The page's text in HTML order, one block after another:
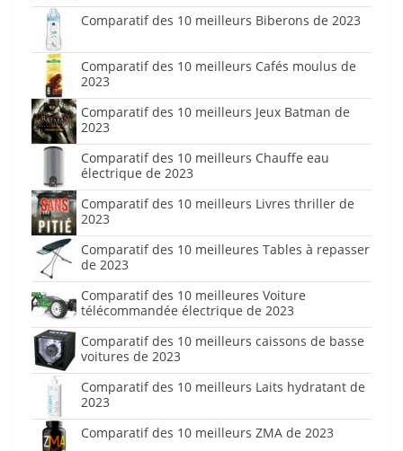
Comparatif des 10 meilleurs Biberons de 2023
Comparatif des 10 meilleurs Cafés moulus de
2023
Comparatif des 10 meilleurs Jeux Batman de
2023
Comparatif des 10 meilleurs Chauffe eau
électrique de 2023
Comparatif des 10 meilleurs Livres thriller de
2023
Comparatif des 10 meilleures Tables à repasser
de 2023
Comparatif des 10 meilleures Voiture
télécommandée électrique de 2023
Comparatif des 10 meilleurs caissons de basse
voitures de 2023
Comparatif des 10 meilleurs Laits hydratant de
2023
Comparatif des 10 meilleurs ZMA de 2023